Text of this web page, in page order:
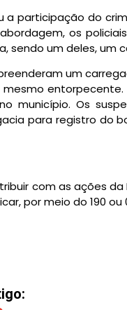
a participação do
os
sendo um deles, um
um
município. Os
para registro do
com as ações
por meio do 190 ou